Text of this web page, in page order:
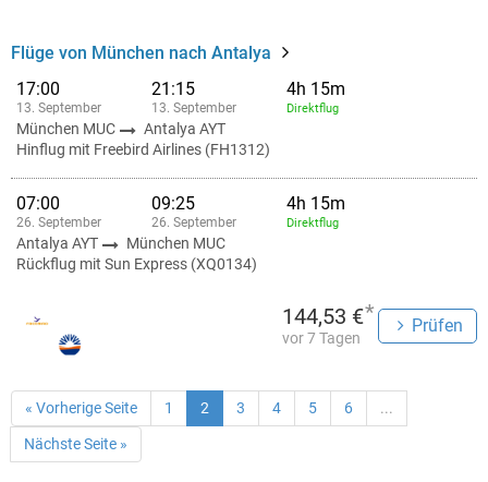
Flüge von München nach Antalya
17:00
13. September
21:15
13. September
4h 15m
Direktflug
München MUC
Antalya AYT
Hinflug mit Freebird Airlines (FH1312)
07:00
26. September
09:25
26. September
4h 15m
Direktflug
Antalya AYT
München MUC
Rückflug mit Sun Express (XQ0134)
144,53 €*
vor 7 Tagen
Prüfen
« Vorherige Seite 1 2 3 4 5 6 ...
Nächste Seite »